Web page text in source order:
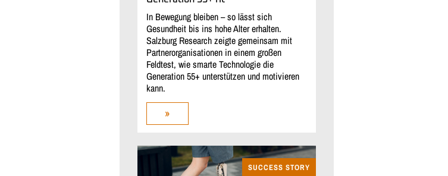
In Bewegung bleiben – so lässt sich
Gesundheit bis ins hohe Alter erhalten.
Salzburg Research zeigte gemeinsam mit
Partnerorganisationen in einem großen
Feldtest, wie smarte Technologie die
Generation 55+ unterstützen und motivieren
kann.
»
SUCCESS STORY